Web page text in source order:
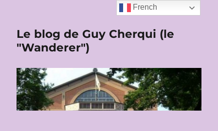
Le blog de Guy Cherqui (le
"Wanderer")
French